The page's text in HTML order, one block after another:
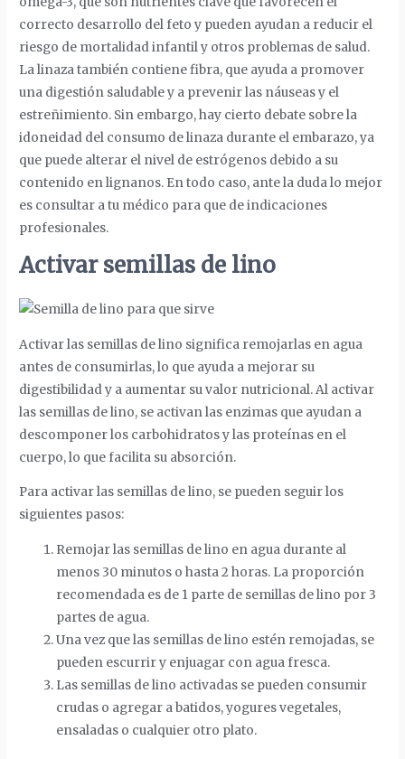
correcto desarrollo del feto y pueden ayudan a reducir el
riesgo de mortalidad infantil y otros problemas de salud.
La linaza también contiene fibra, que ayuda a promover
una digestión saludable y a prevenir las náuseas y el
estreñimiento. Sin embargo, hay cierto debate sobre la
idoneidad del consumo de linaza durante el embarazo, ya
que puede alterar el nivel de estrógenos debido a su
contenido en lignanos. En todo caso, ante la duda lo mejor
es consultar a tu médico para que de indicaciones
profesionales.
Activar semillas de lino
Activar las semillas de lino significa remojarlas en agua
antes de consumirlas, lo que ayuda a mejorar su
digestibilidad y a aumentar su valor nutricional. Al activar
las semillas de lino, se activan las enzimas que ayudan a
descomponer los carbohidratos y las proteínas en el
cuerpo, lo que facilita su absorción.
Para activar las semillas de lino, se pueden seguir los
siguientes pasos:
Remojar las semillas de lino en agua durante al
menos 30 minutos o hasta 2 horas. La proporción
recomendada es de 1 parte de semillas de lino por 3
partes de agua.
Una vez que las semillas de lino estén remojadas, se
pueden escurrir y enjuagar con agua fresca.
Las semillas de lino activadas se pueden consumir
crudas o agregar a batidos, yogures vegetales,
ensaladas o cualquier otro plato.